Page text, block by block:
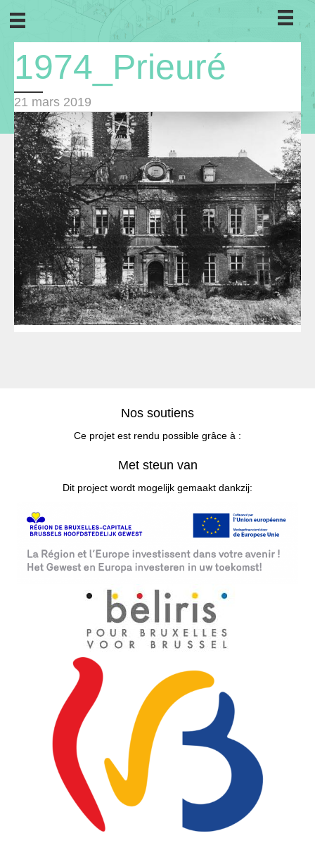
1974_Prieuré
21 mars 2019
Nos soutiens
Ce projet est rendu possible grâce à :
Met steun van
Dit project wordt mogelijk gemaakt dankzij: